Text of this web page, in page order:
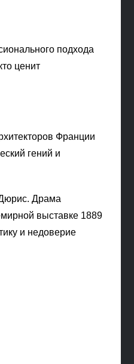
подхода
ценит
Франции
гений и
Драма
выставке 1889
и недоверие